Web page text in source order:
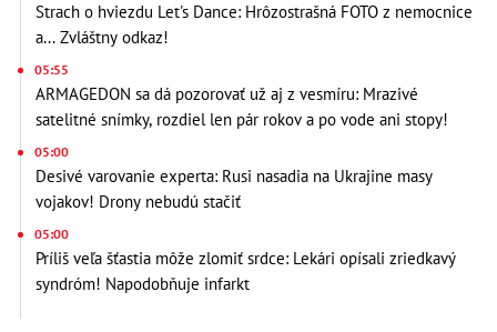
Strach o hviezdu Let's Dance: Hrôzostrašná FOTO z nemocnice
a... Zvláštny odkaz!
05:55
ARMAGEDON sa dá pozorovať už aj z vesmíru: Mrazivé
satelitné snímky, rozdiel len pár rokov a po vode ani stopy!
05:00
Desivé varovanie experta: Rusi nasadia na Ukrajine masy
vojakov! Drony nebudú stačiť
05:00
Príliš veľa šťastia môže zlomiť srdce: Lekári opísali zriedkavý
syndróm! Napodobňuje infarkt